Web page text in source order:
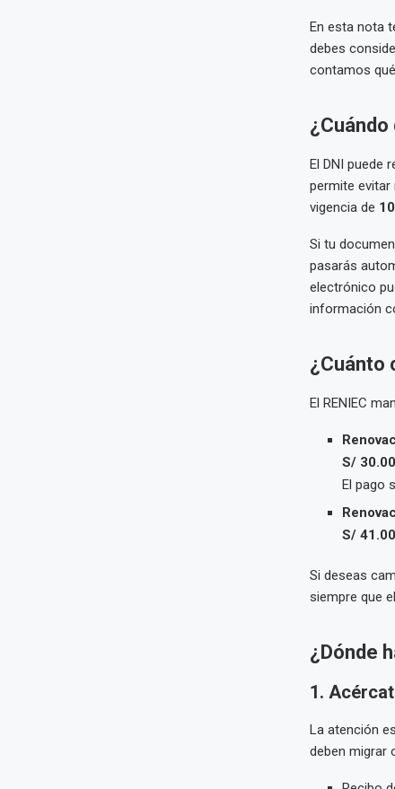
En esta nota
debes
contamos
El DNI puede
permite evitar
vigencia de
Si tu
pasarás
electrónico
información
¿Cuánto
El RENIEC
S/ 30.00
El pago
S/ 41.00
Si deseas
siempre que
¿Dónde
1.
La atención
deben migrar